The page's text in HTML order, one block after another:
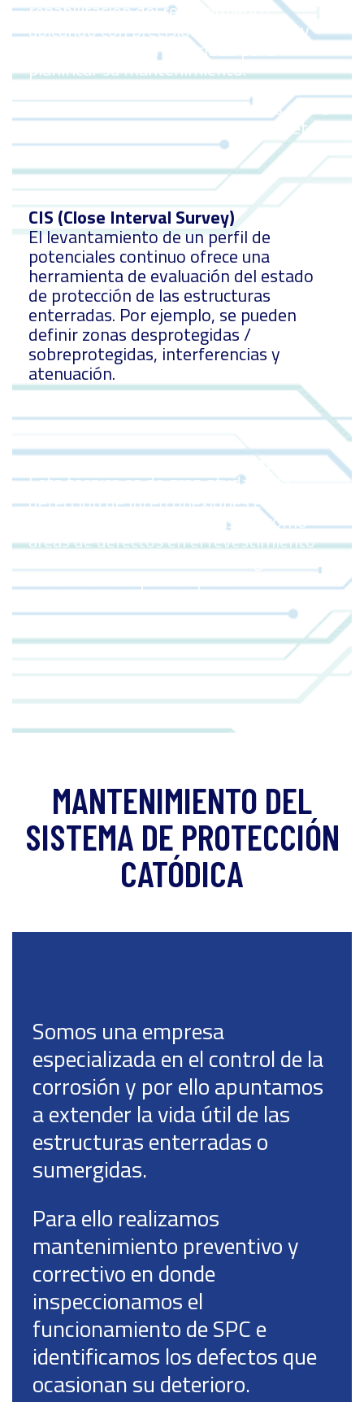
rehabilitación del recubrimiento
ubicando con precisión los defectos y
determinando su severidad para
planificar su mantenimiento.
Adicionalmente se pueden ubicar las
fuentes de interferencia (tuberías y SPC
foráneos, sistemas de transporte, etc).
CIS (Close Interval Survey)
El levantamiento de un perfil de
potenciales continuo ofrece una
herramienta de evaluación del estado
de protección de las estructuras
enterradas. Por ejemplo, se pueden
definir zonas desprotegidas /
sobreprotegidas, interferencias y
atenuación.
PCM (Pipeline Current Mapper)
Esta técnica es de gran atyda en la
detección de interconexiones eléctricas
en los sistemas de tuberías así como
áreas de defectos en el revestimiento
de estas. También mide la magnitud de
las corrientes que se aplican al SPC.
MANTENIMIENTO DEL
SISTEMA DE PROTECCIÓN
CATÓDICA
Somos una empresa
especializada en el control de la
corrosión y por ello apuntamos
a extender la vida útil de las
estructuras enterradas o
sumergidas.
Para ello realizamos
mantenimiento preventivo y
correctivo en donde
inspeccionamos el
funcionamiento de SPC e
identificamos los defectos que
ocasionan su deterioro.